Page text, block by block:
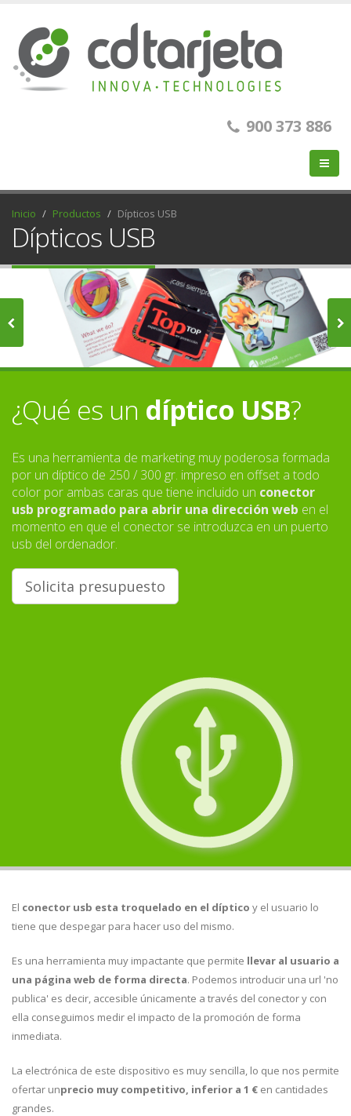
900 373 886
Inicio Productos Dípticos USB
Dípticos USB
¿Qué es un díptico USB?
Es una herramienta de marketing muy poderosa formada
por un díptico de 250 / 300 gr. impreso en offset a todo
color por ambas caras que tiene incluido un conector
usb programado para abrir una dirección web en el
momento en que el conector se introduzca en un puerto
usb del ordenador.
Solicita presupuesto
El conector usb esta troquelado en el díptico y el usuario lo
tiene que despegar para hacer uso del mismo.
Es una herramienta muy impactante que permite llevar al usuario a
una página web de forma directa. Podemos introducir una url 'no
publica' es decir, accesible únicamente a través del conector y con
ella conseguimos medir el impacto de la promoción de forma
inmediata.
La electrónica de este dispositivo es muy sencilla, lo que nos permite
ofertar unprecio muy competitivo, inferior a 1 € en cantidades
grandes.